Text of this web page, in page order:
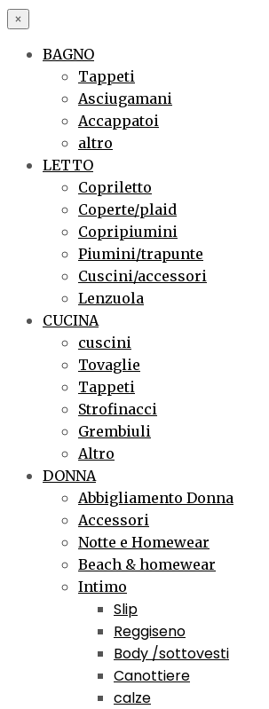
×
BAGNO
Tappeti
Asciugamani
Accappatoi
altro
LETTO
Copriletto
Coperte/plaid
Copripiumini
Piumini/trapunte
Cuscini/accessori
Lenzuola
CUCINA
cuscini
Tovaglie
Tappeti
Strofinacci
Grembiuli
Altro
DONNA
Abbigliamento Donna
Accessori
Notte e Homewear
Beach & homewear
Intimo
Slip
Reggiseno
Body /sottovesti
Canottiere
calze